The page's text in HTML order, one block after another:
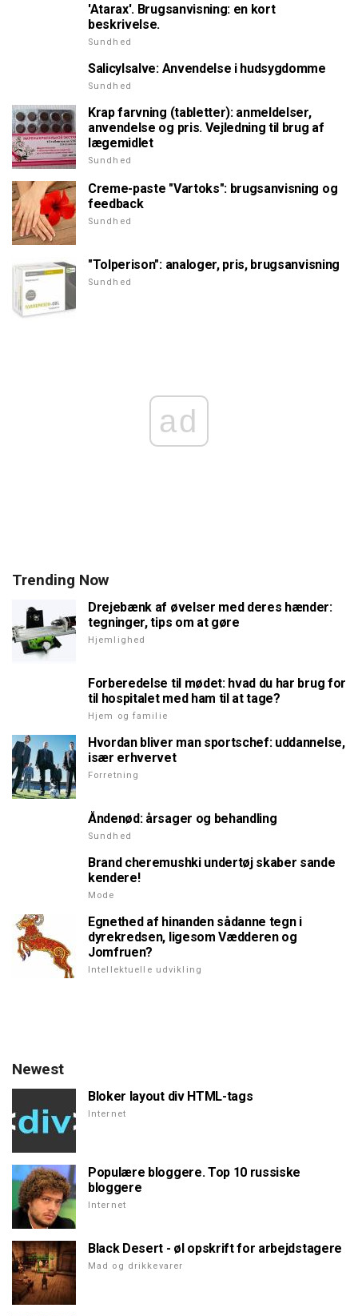
'Atarax'. Brugsanvisning: en kort
beskrivelse.
Sundhed
Salicylsalve: Anvendelse i hudsygdomme
Sundhed
Krap farvning (tabletter): anmeldelser,
anvendelse og pris. Vejledning til brug af
lægemidlet
Sundhed
Creme-paste "Vartoks": brugsanvisning og
feedback
Sundhed
"Tolperison": analoger, pris, brugsanvisning
Sundhed
ad
Trending Now
Drejebænk af øvelser med deres hænder:
tegninger, tips om at gøre
Hjemlighed
Forberedelse til mødet: hvad du har brug for
til hospitalet med ham til at tage?
Hjem og familie
Hvordan bliver man sportschef: uddannelse,
især erhvervet
Forretning
Åndenød: årsager og behandling
Sundhed
Brand cheremushki undertøj skaber sande
kendere!
Mode
Egnethed af hinanden sådanne tegn i
dyrekredsen, ligesom Vædderen og
Jomfruen?
Intellektuelle udvikling
Newest
Bloker layout div HTML-tags
Internet
Populære bloggere. Top 10 russiske
bloggere
Internet
Black Desert - øl opskrift for arbejdstagere
Mad og drikkevarer